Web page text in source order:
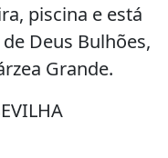
piscina e está
Deus Bulhões,
Grande.